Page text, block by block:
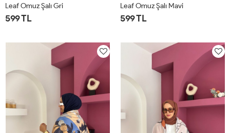
Leaf Omuz Şalı Gri
599 TL
Leaf Omuz Şalı Mavi
599 TL